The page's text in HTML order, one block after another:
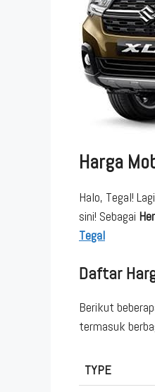
Harga
Halo, Tegal!
sini! Sebagai
Tegal
Daftar
Berikut
termasuk
TYPE